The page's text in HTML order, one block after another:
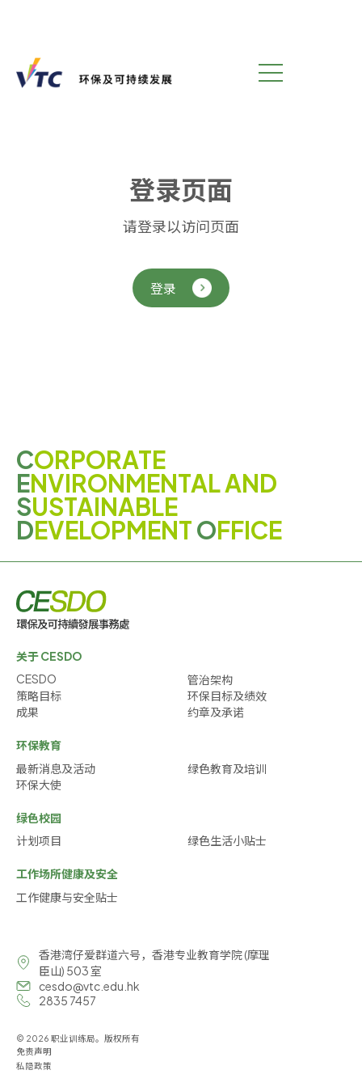
登录页面
请登录以访问页面
登录
CORPORATE
ENVIRONMENTAL AND
SUSTAINABLE
DEVELOPMENTOFFICE
关于 CESDO
CESDO
管治架构
策略目标
环保目标及绩效
成果
约章及承诺
环保教育
最新消息及活动
绿色教育及培训
环保大使
绿色校园
计划项目
绿色生活小贴士
工作场所健康及安全
工作健康与安全贴士
香港湾仔爱群道六号，香港专业教育学院 (摩理
臣山) 503 室
cesdo@vtc.edu.hk
2835 7457
© 2026 职业训练局。版权所有
免责声明
私隐政策